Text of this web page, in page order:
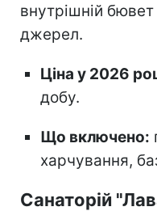
внутрішній бювет
джерел.
Ціна у 2026
добу.
Що включено:
харчування,
Санаторій